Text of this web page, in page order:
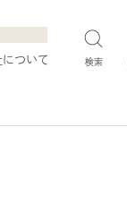
ついて 検索